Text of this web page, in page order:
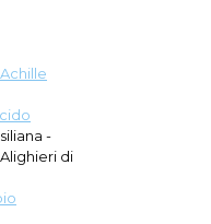
-
di